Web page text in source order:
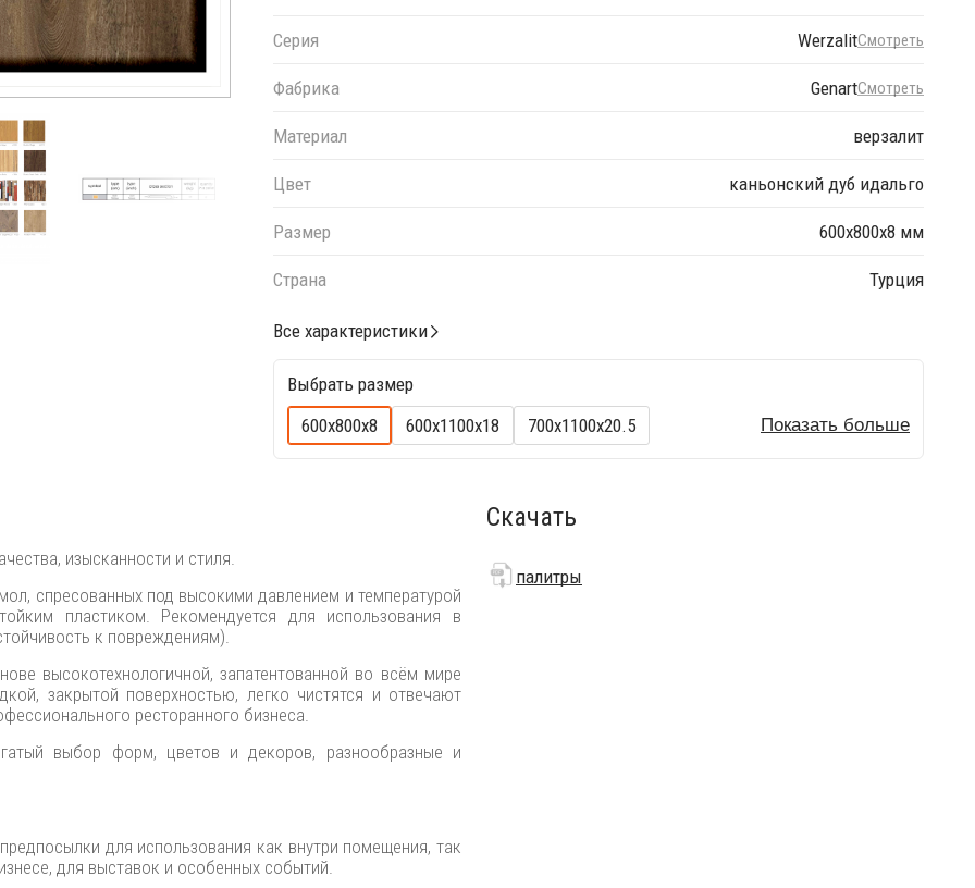
Серия WerzalitСмотреть
Фабрика GenartСмотреть
Материал верзалит
Цвет каньонский дуб идальго
Размер 600х800х8 мм
Страна Турция
Все характеристики
Выбрать размер
600х800х8
600х1100х18 700х1100х20.5 Показать больше
изысканности и стиля.
спресованных под высокими давлением и температурой
пластиком. Рекомендуется для использования в
к повреждениям).
высокотехнологичной, запатентованной во всём мире
закрытой поверхностью, легко чистятся и отвечают
ресторанного бизнеса.
выбор форм, цветов и декоров, разнообразные и
для использования как внутри помещения, так
для выставок и особенных событий.
Скачать
палитры